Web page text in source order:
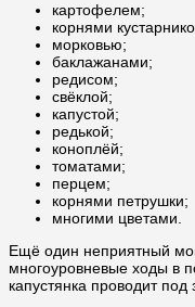
картофелем;
корнями
морковью;
баклажанами;
редисом;
свёклой;
капустой;
редькой;
коноплёй;
томатами;
перцем;
корнями петрушки;
многими цветами.
Ещё один неприятный
многоуровневые ходы в
капустянка проводит